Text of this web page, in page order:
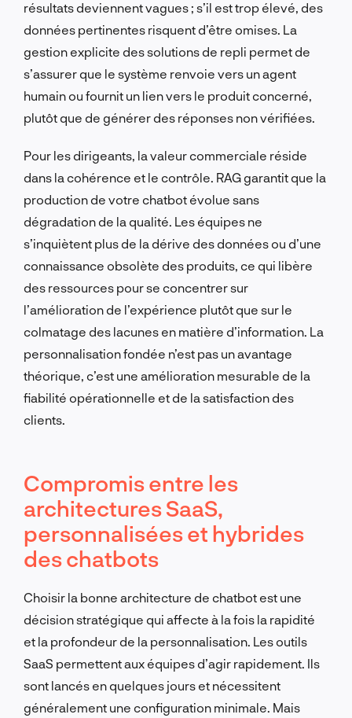
résultats deviennent vagues ; s’il est trop élevé, des
données pertinentes risquent d’être omises. La
gestion explicite des solutions de repli permet de
s’assurer que le système renvoie vers un agent
humain ou fournit un lien vers le produit concerné,
plutôt que de générer des réponses non vérifiées.
Pour les dirigeants, la valeur commerciale réside
dans la cohérence et le contrôle. RAG garantit que la
production de votre chatbot évolue sans
dégradation de la qualité. Les équipes ne
s’inquiètent plus de la dérive des données ou d’une
connaissance obsolète des produits, ce qui libère
des ressources pour se concentrer sur
l’amélioration de l’expérience plutôt que sur le
colmatage des lacunes en matière d’information. La
personnalisation fondée n’est pas un avantage
théorique, c’est une amélioration mesurable de la
fiabilité opérationnelle et de la satisfaction des
clients.
Compromis entre les
architectures SaaS,
personnalisées et hybrides
des chatbots
Choisir la bonne architecture de chatbot est une
décision stratégique qui affecte à la fois la rapidité
et la profondeur de la personnalisation. Les outils
SaaS permettent aux équipes d’agir rapidement. Ils
sont lancés en quelques jours et nécessitent
généralement une configuration minimale. Mais